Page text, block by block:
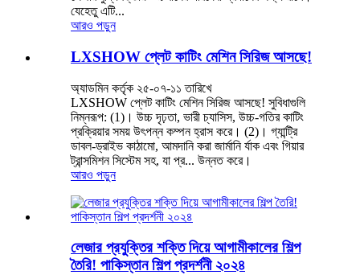
যেহেতু এটি...
আরও পড়ুন
LXSHOW প্লেট কাটিং মেশিন সিরিজ আসছে!
অ্যাডমিন কর্তৃক ২৫-০৭-১১ তারিখে
LXSHOW প্লেট কাটিং মেশিন সিরিজ আসছে! সুবিধাগুলি
নিম্নরূপ: (1)। উচ্চ দৃঢ়তা, ভারী চ্যাসিস, উচ্চ-গতির কাটিং
প্রক্রিয়ার সময় উৎপন্ন কম্পন হ্রাস করে। (2)। গ্যান্ট্রি
ডাবল-ড্রাইভ কাঠামো, আমদানি করা জার্মানি র্যাক এবং গিয়ার
ট্রান্সমিশন সিস্টেম সহ, যা প্র... উন্নত করে।
আরও পড়ুন
লেজার প্রযুক্তির শক্তি দিয়ে আগামীকালের শিল্প
তৈরি! পাকিস্তান শিল্প প্রদর্শনী ২০২৪